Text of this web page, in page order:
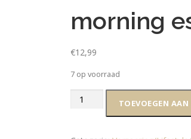
morning
€12,99
7 op voorraad
Urban
TOEVOEGEN